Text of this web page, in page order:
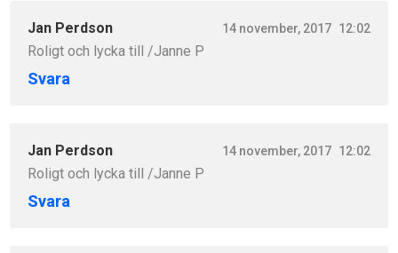
Jan Perdson 14 november, 2017 12:02
Roligt och lycka till /Janne P
Svara
Jan Perdson 14 november, 2017 12:02
Roligt och lycka till /Janne P
Svara